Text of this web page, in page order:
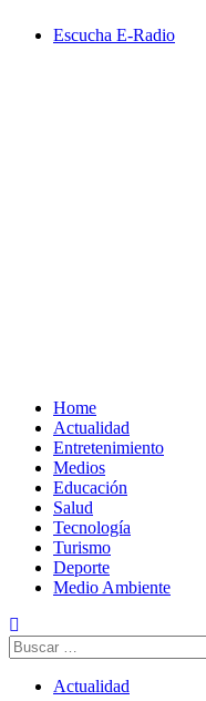
Escucha E-Radio
Home
Actualidad
Entretenimiento
Medios
Educación
Salud
Tecnología
Turismo
Deporte
Medio Ambiente
Buscar:
Actualidad